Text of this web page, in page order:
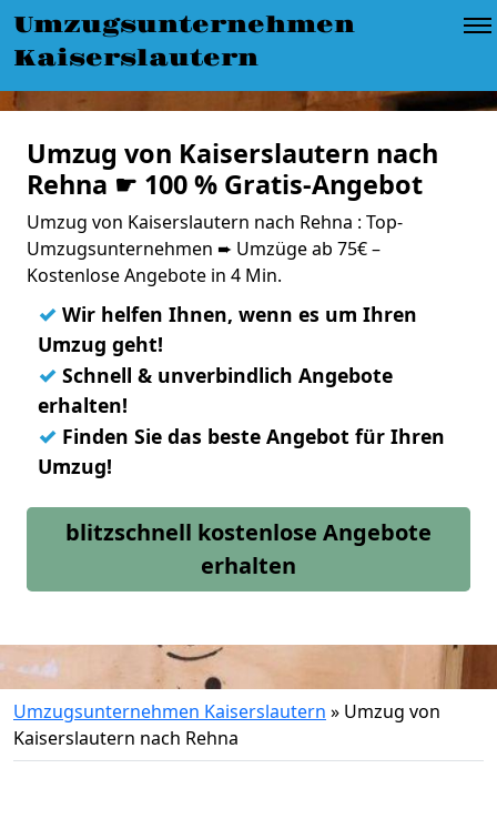
Umzugsunternehmen
Kaiserslautern
Umzug von Kaiserslautern nach
Rehna ☛ 100 % Gratis-Angebot
Umzug von Kaiserslautern nach Rehna : Top-
Umzugsunternehmen ➨ Umzüge ab 75€ –
Kostenlose Angebote in 4 Min.
✓ Wir helfen Ihnen, wenn es um Ihren
Umzug geht!
✓ Schnell & unverbindlich Angebote
erhalten!
✓ Finden Sie das beste Angebot für Ihren
Umzug!
blitzschnell kostenlose Angebote
erhalten
Umzugsunternehmen Kaiserslautern » Umzug von
Kaiserslautern nach Rehna